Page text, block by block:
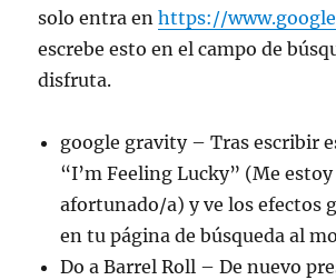
solo entra enhttps://
escrebe esto en el campo de
disfruta.
google gravity – Tras escribir
“I’m Feeling Lucky” (Me
afortunado/a) y ve los efectos
en tu página de búsqueda al
Do a Barrel Roll – De nuevo